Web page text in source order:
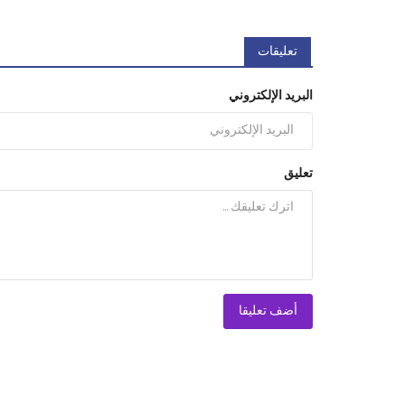
تعليقات
البريد الإلكتروني
تعليق
أضف تعليقا